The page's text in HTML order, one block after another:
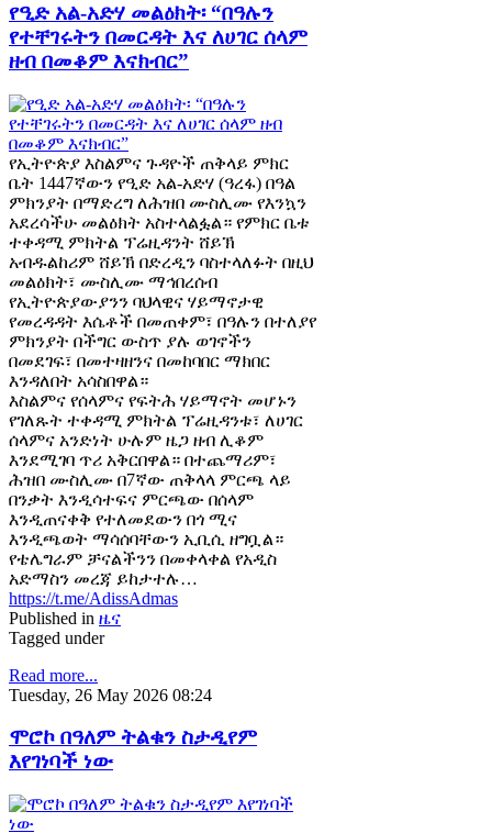
የዒድ አል-አድሃ መልዕክት፡ “በዓሉን
የተቸገሩትን በመርዳት እና ለሀገር ሰላም
ዘብ በመቆም እናክብር”
የኢትዮጵያ እስልምና ጉዳዮች ጠቅላይ ምክር
ቤት 1447ኛውን የዒድ አል-አድሃ (ዓረፋ) በዓል
ምክንያት በማድረግ ለሕዝበ ሙስሊሙ የእንኳን
አደረሳችሁ መልዕክት አስተላልፏል። የምክር ቤቱ
ተቀዳሚ ምክትል ፕሬዚዳንት ሸይኽ
አብዱልከሪም ሸይኽ በድረዲን ባስተላለፉት በዚህ
መልዕክት፣ ሙስሊሙ ማኅበረሰብ
የኢትዮጵያውያንን ባህላዊና ሃይማኖታዊ
የመረዳዳት እሴቶች በመጠቀም፣ በዓሉን በተለያየ
ምክንያት በችግር ውስጥ ያሉ ወገኖችን
በመደገፍ፣ በመተዛዘንና በመከባበር ማክበር
እንዳለበት አሳስበዋል።
እስልምና የሰላምና የፍትሕ ሃይማኖት መሆኑን
የገለጹት ተቀዳሚ ምክትል ፕሬዚዳንቱ፣ ለሀገር
ሰላምና አንድነት ሁሉም ዜጋ ዘብ ሊቆም
እንደሚገባ ጥሪ አቅርበዋል። በተጨማሪም፣
ሕዝበ ሙስሊሙ በ7ኛው ጠቅላላ ምርጫ ላይ
በንቃት እንዲሳተፍና ምርጫው በሰላም
እንዲጠናቀቅ የተለመደውን በጎ ሚና
እንዲጫወት ማሳሰባቸውን ኢቢሲ ዘግቧል።
የቴሌግራም ቻናልችንን በመቀላቀል የአዲስ
አድማስን መረጃ ይከታተሉ…
https://t.me/AdissAdmas
Published in ዜና
Tagged under
Read more...
Tuesday, 26 May 2026 08:24
ሞሮኮ በዓለም ትልቁን ስታዲየም
እየገነባች ነው